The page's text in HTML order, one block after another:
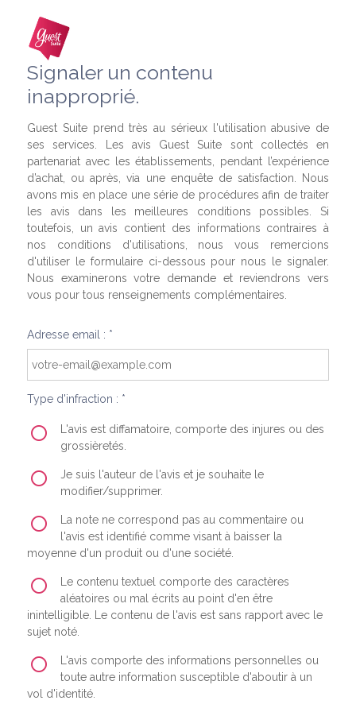
Signaler un contenu
inapproprié.
Guest Suite prend très au sérieux l'utilisation abusive de
ses services. Les avis Guest Suite sont collectés en
partenariat avec les établissements, pendant l’expérience
d’achat, ou après, via une enquête de satisfaction. Nous
avons mis en place une série de procédures afin de traiter
les avis dans les meilleures conditions possibles. Si
toutefois, un avis contient des informations contraires à
nos conditions d'utilisations, nous vous remercions
d'utiliser le formulaire ci-dessous pour nous le signaler.
Nous examinerons votre demande et reviendrons vers
vous pour tous renseignements complémentaires.
Adresse email : *
Type d'infraction : *
L'avis est diffamatoire, comporte des injures ou des
grossièretés.
Je suis l'auteur de l'avis et je souhaite le
modifier/supprimer.
La note ne correspond pas au commentaire ou
l'avis est identifié comme visant à baisser la
moyenne d'un produit ou d'une société.
Le contenu textuel comporte des caractères
aléatoires ou mal écrits au point d'en être
inintelligible. Le contenu de l'avis est sans rapport avec le
sujet noté.
L'avis comporte des informations personnelles ou
toute autre information susceptible d'aboutir à un
vol d'identité.